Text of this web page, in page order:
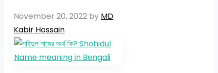
November 20, 2022 by MD
Kabir Hossain